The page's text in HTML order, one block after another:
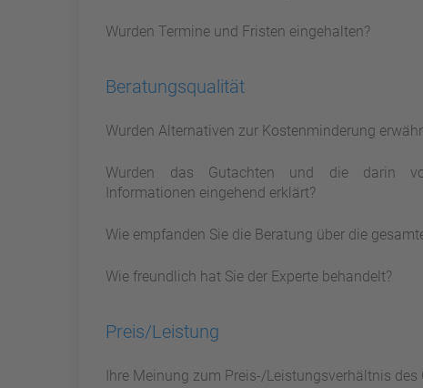
Wurden Termine und Fristen eingehalten?
Beratungsqualität
Wurden Alternativen zur Kostenminderung
Wurden das Gutachten und die darin
Informationen eingehend erklärt?
Wie empfanden Sie die Beratung über die
Wie freundlich hat Sie der Experte behandelt?
Preis/Leistung
Ihre Meinung zum Preis-/Leistungsverhältnis des